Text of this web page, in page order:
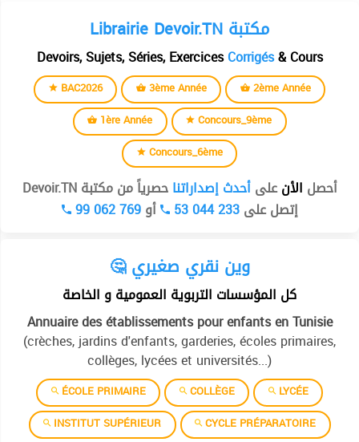
Librairie Devoir.TN مكتبة
Devoirs, Sujets, Séries, ExercicesCorrigés& Cours
BAC2026 3ème Année
2ème Année
1ère Année
Concours_9ème
Concours_6ème
أحصل الأنعلىأحدث إصداراتناحصرياً من مكتبة Devoir.TN
إتصل على53 044 233 أو99 062 769
🤔 وين نقري صغيري
كل المؤسسات التربوية العمومية و الخاصة
Annuaire des établissements pour enfants en Tunisie
(crèches, jardins d'enfants, garderies, écoles primaires,
collèges, lycées et universités...)
ÉCOLE PRIMAIRE COLLÈGE
LYCÉE
INSTITUT SUPÉRIEUR
CYCLE PRÉPARATOIRE